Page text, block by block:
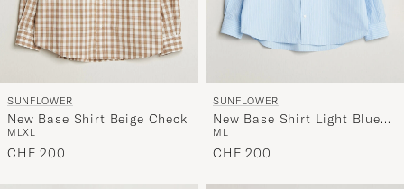
SUNFLOWER
New Base Shirt Beige Check
M LXL
CHF 200
SUNFLOWER
New Base Shirt Light Blue
Stripe
M L
CHF 200